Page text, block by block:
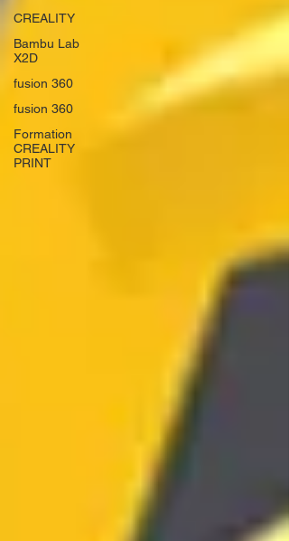
CREALITY
Bambu Lab
X2D
fusion 360
fusion 360
Formation
CREALITY
PRINT